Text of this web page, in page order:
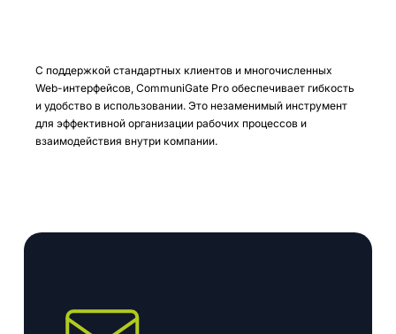
С поддержкой стандартных клиентов и многочисленных
Web-интерфейсов, CommuniGate Pro обеспечивает гибкость
и удобство в использовании. Это незаменимый инструмент
для эффективной организации рабочих процессов и
взаимодействия внутри компании.